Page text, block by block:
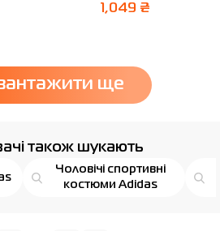
1,049 ₴
ще
також шукають
Чоловічі спортивні
костюми Adidas